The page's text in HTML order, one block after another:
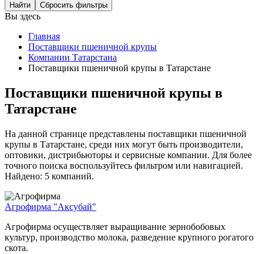
Сбросить фильтры
Вы здесь
Главная
Поставщики пшеничной крупы
Компании Татарстана
Поставщики пшеничной крупы в Татарстане
Поставщики пшеничной крупы в
Татарстане
На данной странице представлены поставщики пшеничной
крупы в Татарстане, среди них могут быть производители,
оптовики, дистрибьюторы и сервисные компании. Для более
точного поиска воспользуйтесь фильтром или навигацией.
Найдено: 5 компаний.
Агрофирма "Аксубай"
Агрофирма осуществляет выращивание зернобобовых
культур, производство молока, разведение крупного рогатого
скота.